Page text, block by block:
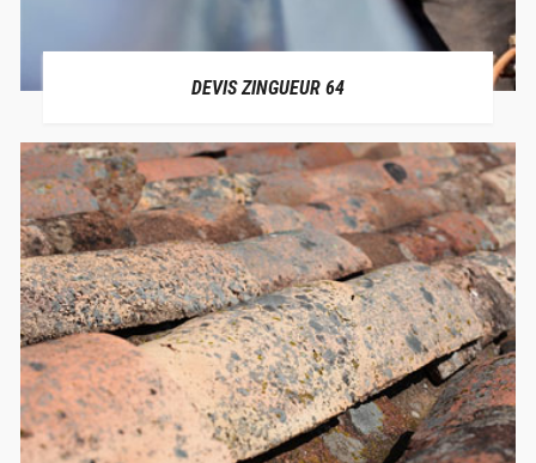
DEVIS ZINGUEUR 64